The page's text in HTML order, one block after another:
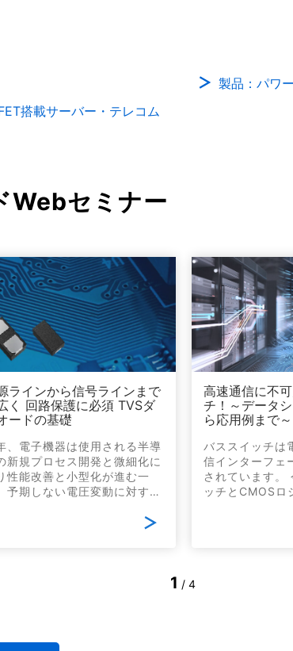
搭載サーバー・テレコム
製品：パワ
Webセミナー
ラインから信号ラインまで
く 回路保護に必須 TVSダ
ードの基礎
、電子機器は使用される半導
新規プロセス開発と微細化に
性能改善と小型化が進む一
予期しない電圧変動に対する
子機器に使用される保護素子
高速通信に不
チ！～データ
ら応用例まで～
バススイッチは
信インターフェ
されています。
ッチとCMOSロ
スに採用される
1 / 4